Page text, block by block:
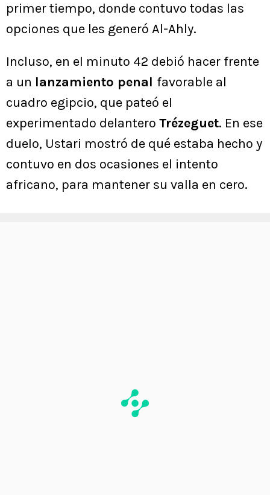
primer tiempo, donde contuvo todas las
opciones que les generó Al-Ahly.
Incluso, en el minuto 42 debió hacer frente
a un lanzamiento penal favorable al
cuadro egipcio, que pateó el
experimentado delantero Trézeguet. En ese
duelo, Ustari mostró de qué estaba hecho y
contuvo en dos ocasiones el intento
africano, para mantener su valla en cero.